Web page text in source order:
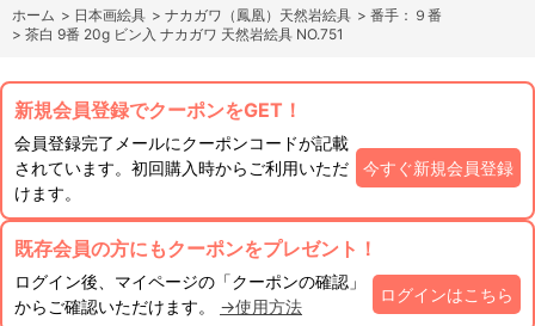
ホーム > 日本画絵具 > ナカガワ（鳳凰）天然岩絵具 > 番手：９番
> 茶白 9番 20g ビン入 ナカガワ 天然岩絵具 NO.751
新規会員登録でクーポンをGET！
会員登録完了メールにクーポンコードが記載
されています。初回購入時からご利用いただ
けます。
今すぐ新規会員登録
既存会員の方にもクーポンをプレゼント！
ログイン後、マイページの「クーポンの確認」
からご確認いただけます。 →使用方法
ログインはこちら